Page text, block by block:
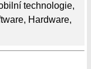
technologie,
, Hardware,